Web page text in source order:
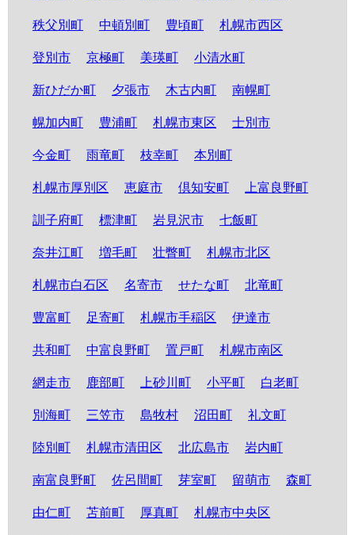
秩父別町 中頓別町 豊頃町 札幌市西区
登別市 京極町 美瑛町 小清水町
新ひだか町 夕張市 木古内町 南幌町
幌加内町 豊浦町 札幌市東区 士別市
今金町 雨竜町 枝幸町 本別町
札幌市厚別区 恵庭市 倶知安町 上富良野町
訓子府町 標津町 岩見沢市 七飯町
奈井江町 増毛町 壮瞥町 札幌市北区
札幌市白石区 名寄市 せたな町 北竜町
豊富町 足寄町 札幌市手稲区 伊達市
共和町 中富良野町 置戸町 札幌市南区
網走市 鹿部町 上砂川町 小平町 白老町
別海町 三笠市 島牧村 沼田町 礼文町
陸別町 札幌市清田区 北広島市 岩内町
南富良野町 佐呂間町 芽室町 留萌市 森町
由仁町 苫前町 厚真町 札幌市中央区